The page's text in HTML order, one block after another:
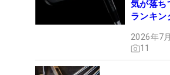
気が落ち
ランキン
2026年7
11